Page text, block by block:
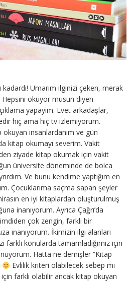
Umarım ilginizi çeken, merak
okuyor musun diyen
yapayım. Evet arkadaşlar,
hiç ama hiç tv izlemiyorum.
insanlardanım ve gün
kitap okumayı severim. Vakit
ziyade kitap okumak için vakit
üniversite döneminde de bolca
Ve bunu kendime yaptığım en
Çocuklarıma saçma sapan şeyler
en iyi kitaplardan oluşturulmuş
inanıyorum. Ayrıca Çağrı’da
çok zengin, farklı bir
inanıyorum. İkimizin ilgi alanları
farklı konularda tamamladığımız için
Hatta ne demişler “Kitap
Evlilik kriteri olabilecek sebep mi
farklı olabilir ancak kitap okuyan